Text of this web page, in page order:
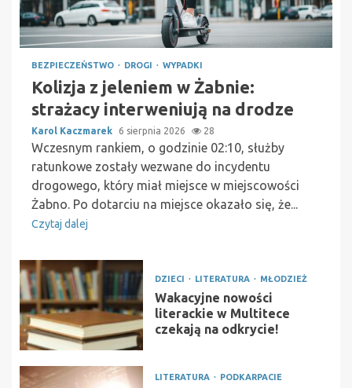
BEZPIECZEŃSTWO DROGI WYPADKI
Kolizja z jeleniem w Żabnie:
strażacy interweniują na drodze
Karol Kaczmarek 6 sierpnia 2026 28
Wczesnym rankiem, o godzinie 02:10, służby
ratunkowe zostały wezwane do incydentu
drogowego, który miał miejsce w miejscowości
Żabno. Po dotarciu na miejsce okazało się, że...
Czytaj dalej
DZIECI LITERATURA MŁODZIEŻ
Wakacyjne nowości
literackie w Multitece
czekają na odkrycie!
LITERATURA PODKARPACIE